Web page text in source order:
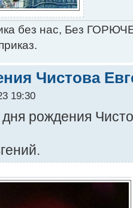
без нас, Без
Чистова
19:30
рождения